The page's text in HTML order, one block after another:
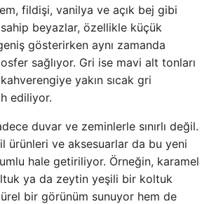
fildişi, vanilya ve açık bej gibi
beyazlar, özellikle küçük
gösterirken aynı zamanda
sağlıyor. Gri ise mavi alt tonları
yakın sıcak gri
ediliyor.
duvar ve zeminlerle sınırlı değil.
ürünleri ve aksesuarlar da bu yeni
hale getiriliyor. Örneğin, karamel
ya da zeytin yeşili bir koltuk
bir görünüm sunuyor hem de